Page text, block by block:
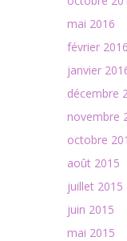
mai 2016
février 2016
janvier
décembre
novembre
octobre
août 2015
juillet 2015
juin 2015
mai 2015